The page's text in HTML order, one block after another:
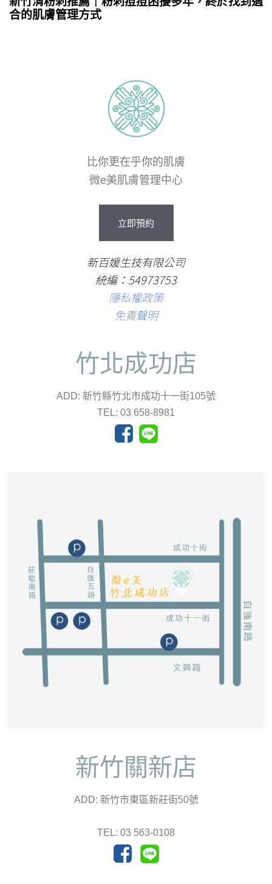
合的肌膚管理方式
比你更在乎你的肌膚
微e美肌膚管理中心
立即預約
新百媛生技有限公司
統編：54973753
隱私權政策
免責聲明
竹北成功店
ADD: 新竹縣竹北市成功十一街105號
TEL: 03 658-8981
新竹關新店
ADD: 新竹市東區新莊街50號
TEL: 03 563-0108